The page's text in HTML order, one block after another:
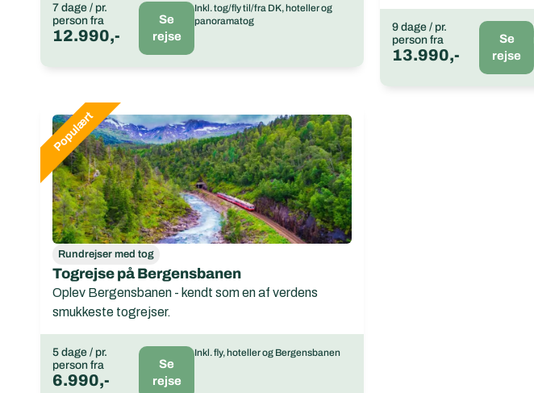
7 dage / pr.
person fra
12.990,-
Se
rejse
Inkl. tog/fly til/fra DK, hoteller og
panoramatog
9 dage / pr.
person fra
13.990,-
Se
rejse
Rundrejser med tog
Togrejse på Bergensbanen
Oplev Bergensbanen - kendt som en af verdens
smukkeste togrejser.
5 dage / pr.
person fra
6.990,-
Se
rejse
Inkl. fly, hoteller og Bergensbanen